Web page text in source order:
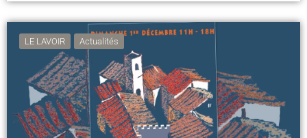
LE LAVOIR Actualités